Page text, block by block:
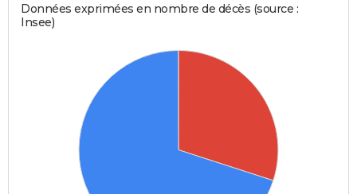
Données exprimées en nombre de décès (source :
Insee)